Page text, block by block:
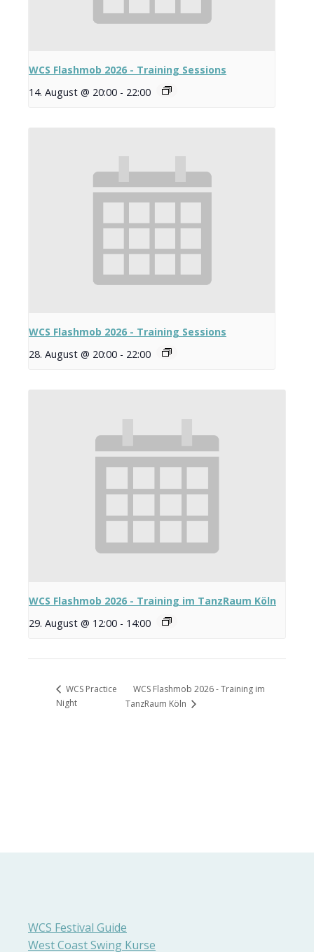
WCS Flashmob 2026 - Training Sessions
14. August @ 20:00 - 22:00
WCS Flashmob 2026 - Training Sessions
28. August @ 20:00 - 22:00
WCS Flashmob 2026 - Training im TanzRaum Köln
29. August @ 12:00 - 14:00
WCS Practice
Night
WCS Flashmob 2026 - Training im
TanzRaum Köln
WCS Festival Guide
West Coast Swing Kurse